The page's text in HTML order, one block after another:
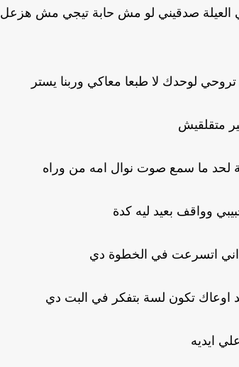
العيلة صدقيني لو مش حابة تيجي مش هزعل
لوحدك لا طبعا معاكي وربنا يستر
متقلقيش
لحد ما سمع صوت نوال امه من وراه
وواقف بعيد ليه كدة
اتسرعت في الخطوة دي
اوعاك تكون لسة بتفكر في البت دي
ايديه